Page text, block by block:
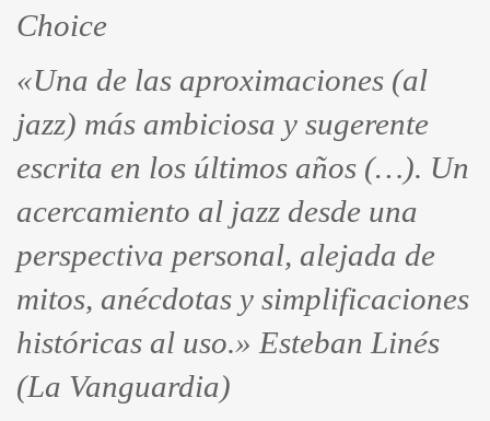
Choice
«Una de las aproximaciones (al
jazz) más ambiciosa y sugerente
escrita en los últimos años (…). Un
acercamiento al jazz desde una
perspectiva personal, alejada de
mitos, anécdotas y simplificaciones
históricas al uso.» Esteban Linés
(La Vanguardia)